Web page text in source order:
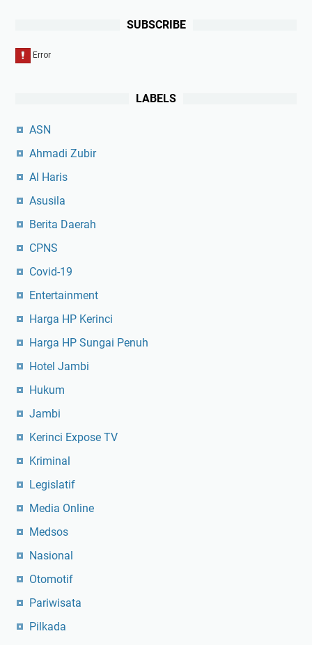
SUBSCRIBE
LABELS
ASN
Ahmadi Zubir
Al Haris
Asusila
Berita Daerah
CPNS
Covid-19
Entertainment
Harga HP Kerinci
Harga HP Sungai Penuh
Hotel Jambi
Hukum
Jambi
Kerinci Expose TV
Kriminal
Legislatif
Media Online
Medsos
Nasional
Otomotif
Pariwisata
Pilkada